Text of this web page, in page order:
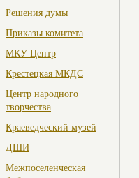
Решения думы
Приказы комитета
МКУ Центр
Крестецкая МКДС
Центр народного
творчества
Краеведческий музей
ДШИ
Межпоселенческая